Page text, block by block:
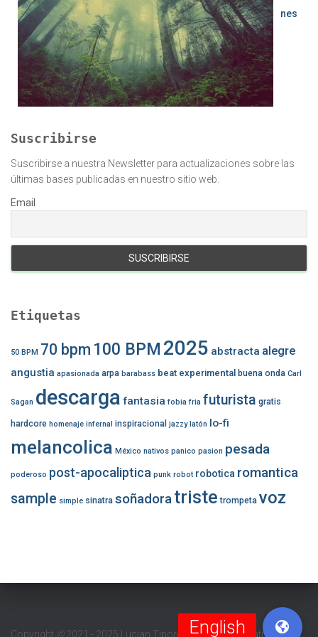
nes
Suscribirse
Suscribirse a nuestra Newsletter para actualizaciones sobre las
últimas bases publicadas en nuestro sitio web.
Email
Etiquetas
50 BPM 70 bpm 100 BPM 2025 abstracta alegre
angustia apasionada arpa barabass beat experimental buena onda Carl
Sagan descarga fantasia fobia fria futurista gratis
hardcore homenaje infernal inspiracional jazzy latón lo-fi
melancolica México nativos panico pasion pesada
poderoso post-apocaliptica punk robot robotica romantica
sample simple sinatra soñadoratriste trompeta voz
Copyright ©2021 - 2025 Lucian Tipordei (Barabass Beatmaker/